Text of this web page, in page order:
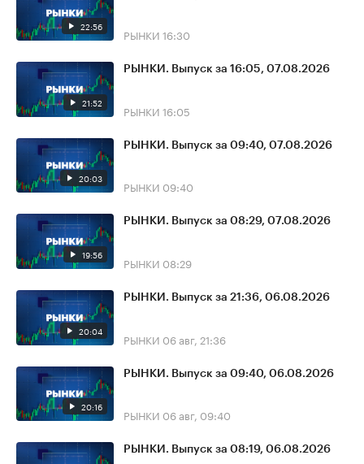
22:56 РЫНКИ 16:30
21:52
РЫНКИ. Выпуск за 16:05, 07.08.2026
РЫНКИ 16:05
20:03
РЫНКИ. Выпуск за 09:40, 07.08.2026
РЫНКИ 09:40
19:56
РЫНКИ. Выпуск за 08:29, 07.08.2026
РЫНКИ 08:29
20:04
РЫНКИ. Выпуск за 21:36, 06.08.2026
РЫНКИ 06 авг, 21:36
20:16
РЫНКИ. Выпуск за 09:40, 06.08.2026
РЫНКИ 06 авг, 09:40
РЫНКИ. Выпуск за 08:19, 06.08.2026